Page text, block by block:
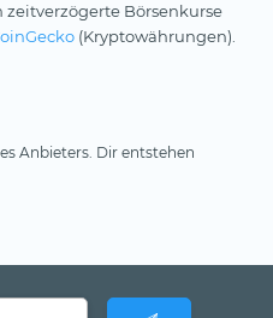
Börsenkurse
(Kryptowährungen).
Anbieters. Dir entstehen